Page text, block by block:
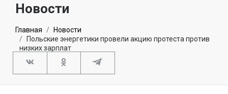
Новости
Главная
Новости
Польские энергетики провели акцию протеста против
низких зарплат